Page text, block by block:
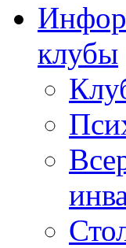
клубы